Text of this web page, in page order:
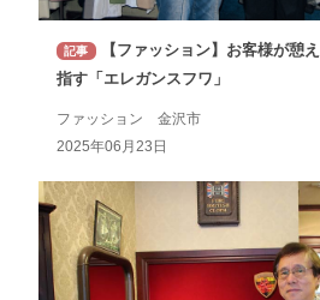
記事
【ファッション】お客様が憩
指す「エレガンスフワ」
ファッション 金沢市
2025年06月23日